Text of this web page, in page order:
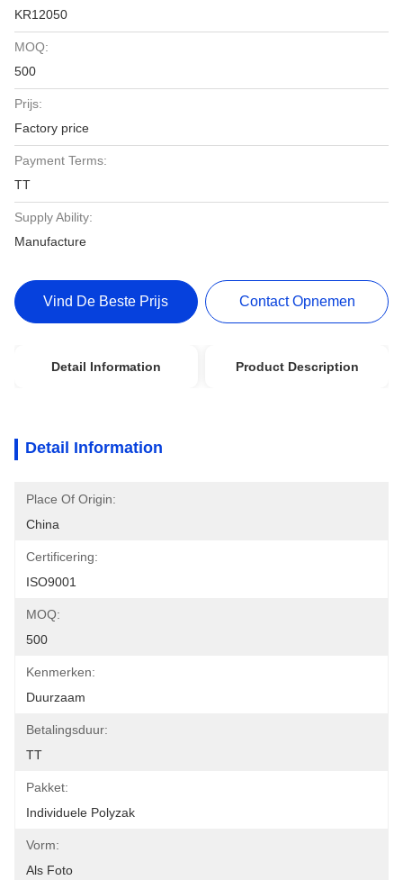
KR12050
MOQ:
500
Prijs:
Factory price
Payment Terms:
TT
Supply Ability:
Manufacture
Vind De Beste Prijs Contact Opnemen
Detail Information Product Description
Detail Information
Place Of Origin:
China
Certificering:
ISO9001
MOQ:
500
Kenmerken:
Duurzaam
Betalingsduur:
TT
Pakket:
Individuele Polyzak
Vorm:
Als Foto